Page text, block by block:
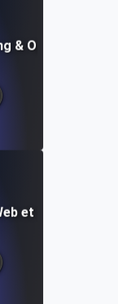
& Optimization
et de